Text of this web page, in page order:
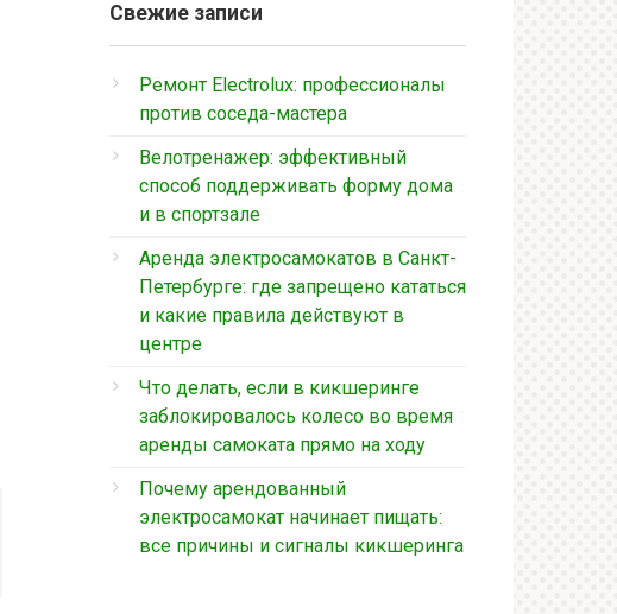
Свежие записи
Ремонт Electrolux: профессионалы
против соседа-мастера
Велотренажер: эффективный
способ поддерживать форму дома
и в спортзале
Аренда электросамокатов в Санкт-
Петербурге: где запрещено кататься
и какие правила действуют в
центре
Что делать, если в кикшеринге
заблокировалось колесо во время
аренды самоката прямо на ходу
Почему арендованный
электросамокат начинает пищать:
все причины и сигналы кикшеринга